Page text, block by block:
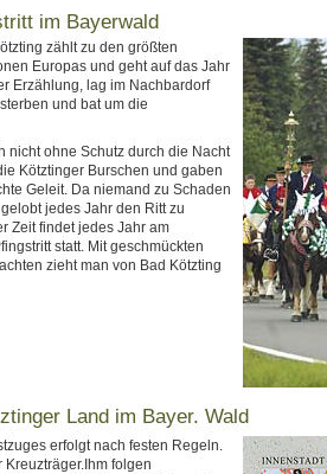
im Bayerwald
zählt zu den größten
Europas und geht auf das Jahr
Erzählung, lag im Nachbardorf
und bat um die
nicht ohne Schutz durch die Nacht
Kötztinger Burschen und gaben
Geleit. Da niemand zu Schaden
jedes Jahr den Ritt zu
Zeit findet jedes Jahr am
statt. Mit geschmückten
zieht man von Bad Kötzting
Land im Bayer. Wald
erfolgt nach festen Regeln.
Kreuzträger.Ihm folgen